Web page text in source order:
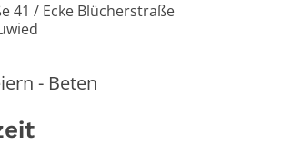
41 / Ecke Blücherstraße
- Beten